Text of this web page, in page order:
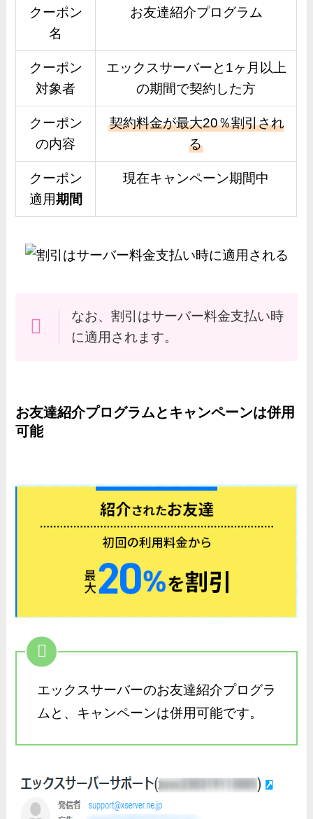
クーポン
名
お友達紹介プログラム
クーポン
対象者
エックスサーバーと1ヶ月以上
の期間で契約した方
クーポン
の内容
契約料金が最大20％割引され
る
クーポン
適用期間
現在キャンペーン期間中
なお、割引はサーバー料金支払い時
に適用されます。
お友達紹介プログラムとキャンペーンは併用
可能
エックスサーバーのお友達紹介プログラ
ムと、キャンペーンは併用可能です。